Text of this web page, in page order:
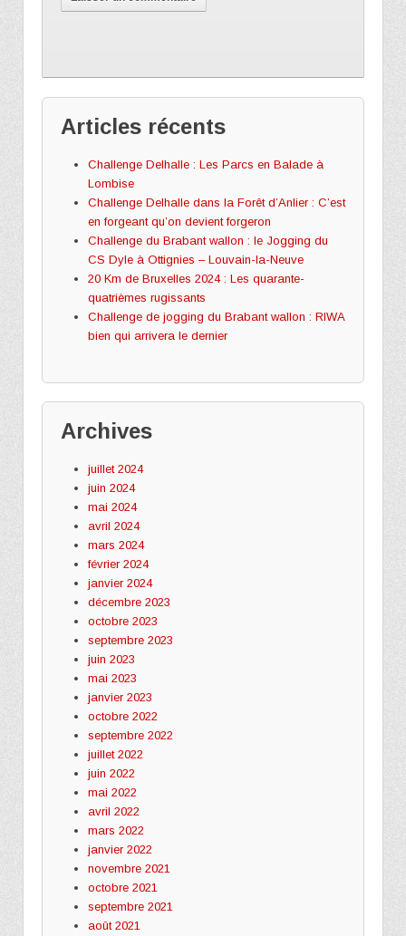
Articles récents
Challenge Delhalle : Les Parcs en Balade à
Lombise
Challenge Delhalle dans la Forêt d’Anlier : C’est
en forgeant qu’on devient forgeron
Challenge du Brabant wallon : le Jogging du
CS Dyle à Ottignies – Louvain-la-Neuve
20 Km de Bruxelles 2024 : Les quarante-
quatrièmes rugissants
Challenge de jogging du Brabant wallon : RIWA
bien qui arrivera le dernier
Archives
juillet 2024
juin 2024
mai 2024
avril 2024
mars 2024
février 2024
janvier 2024
décembre 2023
octobre 2023
septembre 2023
juin 2023
mai 2023
janvier 2023
octobre 2022
septembre 2022
juillet 2022
juin 2022
mai 2022
avril 2022
mars 2022
janvier 2022
novembre 2021
octobre 2021
septembre 2021
août 2021